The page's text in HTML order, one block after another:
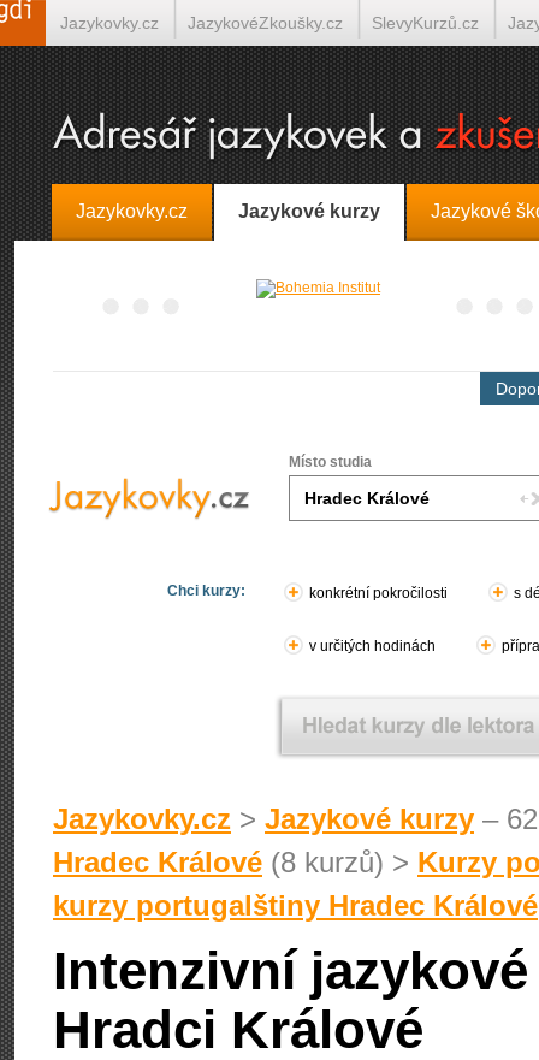
Jazykovky.cz Jazykové kurzy Jazykové
Místo studia
Chci kurzy: konkrétní pokročilosti s
v určitých hodinách
Jazykovky.cz > Jazykové kurzy –
Hradec Králové (8 kurzů) > Kurzy
kurzy portugalštiny Hradec Králové
Intenzivní
Hradci Králové
Jazykovky.cz JazykovéZkoušky.cz SlevyKurzů.cz
Španělština on-line Italština on-line Tlumočení-